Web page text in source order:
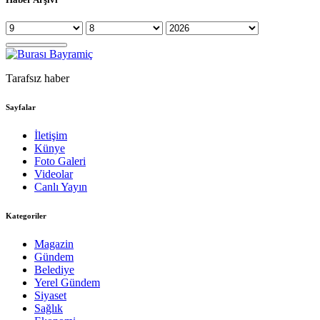
Tarafsız haber
Sayfalar
İletişim
Künye
Foto Galeri
Videolar
Canlı Yayın
Kategoriler
Magazin
Gündem
Belediye
Yerel Gündem
Siyaset
Sağlık